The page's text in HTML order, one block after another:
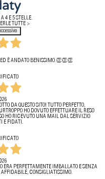
4 E 5 STELLE.
TUTTE >
ED È ANDATO BENISSIMO 👏👏👏
DA QUESTO SITO! TUTTO PERFETTO,
HO DOVUTO EFFETTUARE IL RESO
HO RICEVUTO UNA MAIL DAL SERVIZIO
E FIDATI.
ERA PERFETTAMENTE IMBALLATO E SENZA
CONSIGLIATISSIMO.